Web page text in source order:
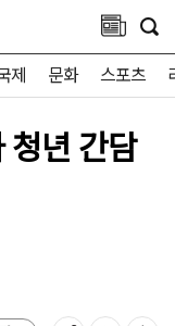
제 문화 스포츠
청년 간담